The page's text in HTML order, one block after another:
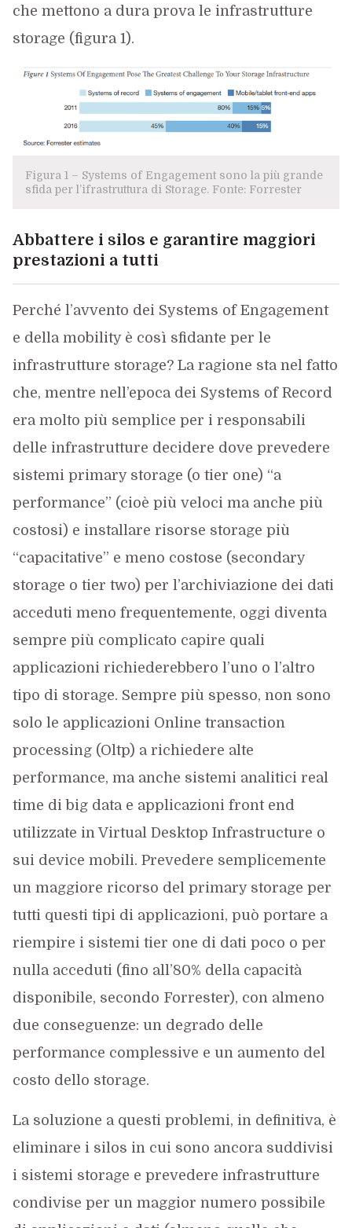
che mettono a dura prova le infrastrutture
storage (figura 1).
Figura 1 – Systems of Engagement sono la più grande
sfida per l’ifrastruttura di Storage. Fonte: Forrester
Abbattere i silos e garantire maggiori
prestazioni a tutti
Perché l’avvento dei Systems of Engagement
e della mobility è così sfidante per le
infrastrutture storage? La ragione sta nel fatto
che, mentre nell’epoca dei Systems of Record
era molto più semplice per i responsabili
delle infrastrutture decidere dove prevedere
sistemi primary storage (o tier one) “a
performance” (cioè più veloci ma anche più
costosi) e installare risorse storage più
“capacitative” e meno costose (secondary
storage o tier two) per l’archiviazione dei dati
acceduti meno frequentemente, oggi diventa
sempre più complicato capire quali
applicazioni richiederebbero l’uno o l’altro
tipo di storage. Sempre più spesso, non sono
solo le applicazioni Online transaction
processing (Oltp) a richiedere alte
performance, ma anche sistemi analitici real
time di big data e applicazioni front end
utilizzate in Virtual Desktop Infrastructure o
sui device mobili. Prevedere semplicemente
un maggiore ricorso del primary storage per
tutti questi tipi di applicazioni, può portare a
riempire i sistemi tier one di dati poco o per
nulla acceduti (fino all’80% della capacità
disponibile, secondo Forrester), con almeno
due conseguenze: un degrado delle
performance complessive e un aumento del
costo dello storage.
La soluzione a questi problemi, in definitiva, è
eliminare i silos in cui sono ancora suddivisi
i sistemi storage e prevedere infrastrutture
condivise per un maggior numero possibile